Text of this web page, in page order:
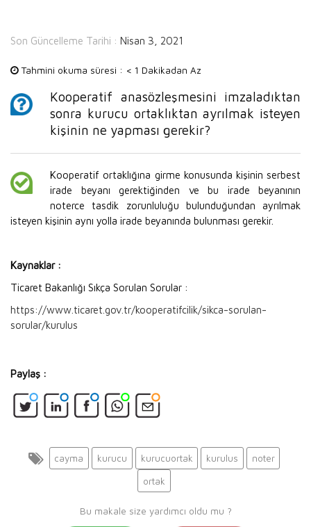
Son Güncelleme Tarihi : Nisan 3, 2021
Tahmini okuma süresi : < 1 Dakikadan Az
Kooperatif anasözleşmesini imzaladıktan
sonra kurucu ortaklıktan ayrılmak isteyen
kişinin ne yapması gerekir?
Kooperatif ortaklığına girme konusunda kişinin serbest
irade beyanı gerektiğinden ve bu irade beyanının
noterce tasdik zorunluluğu bulunduğundan ayrılmak
isteyen kişinin aynı yolla irade beyanında bulunması gerekir.
Kaynaklar :
Ticaret Bakanlığı Sıkça Sorulan Sorular :
https://www.ticaret.gov.tr/kooperatifcilik/sikca-sorulan-
sorular/kurulus
Paylaş :
cayma kurucu kurucuortak kurulus noter
ortak
Bu makale size yardımcı oldu mu ?